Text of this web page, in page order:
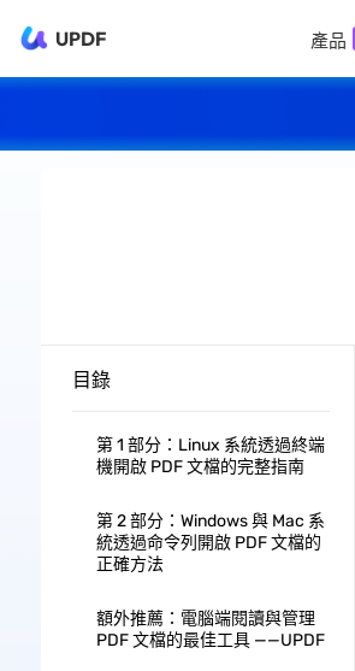
UPDF 產品
目錄
第 1 部分：Linux 系統透過終端
機開啟 PDF 文檔的完整指南
第 2 部分：Windows 與 Mac 系
統透過命令列開啟 PDF 文檔的
正確方法
額外推薦：電腦端閱讀與管理
PDF 文檔的最佳工具 ——UPDF